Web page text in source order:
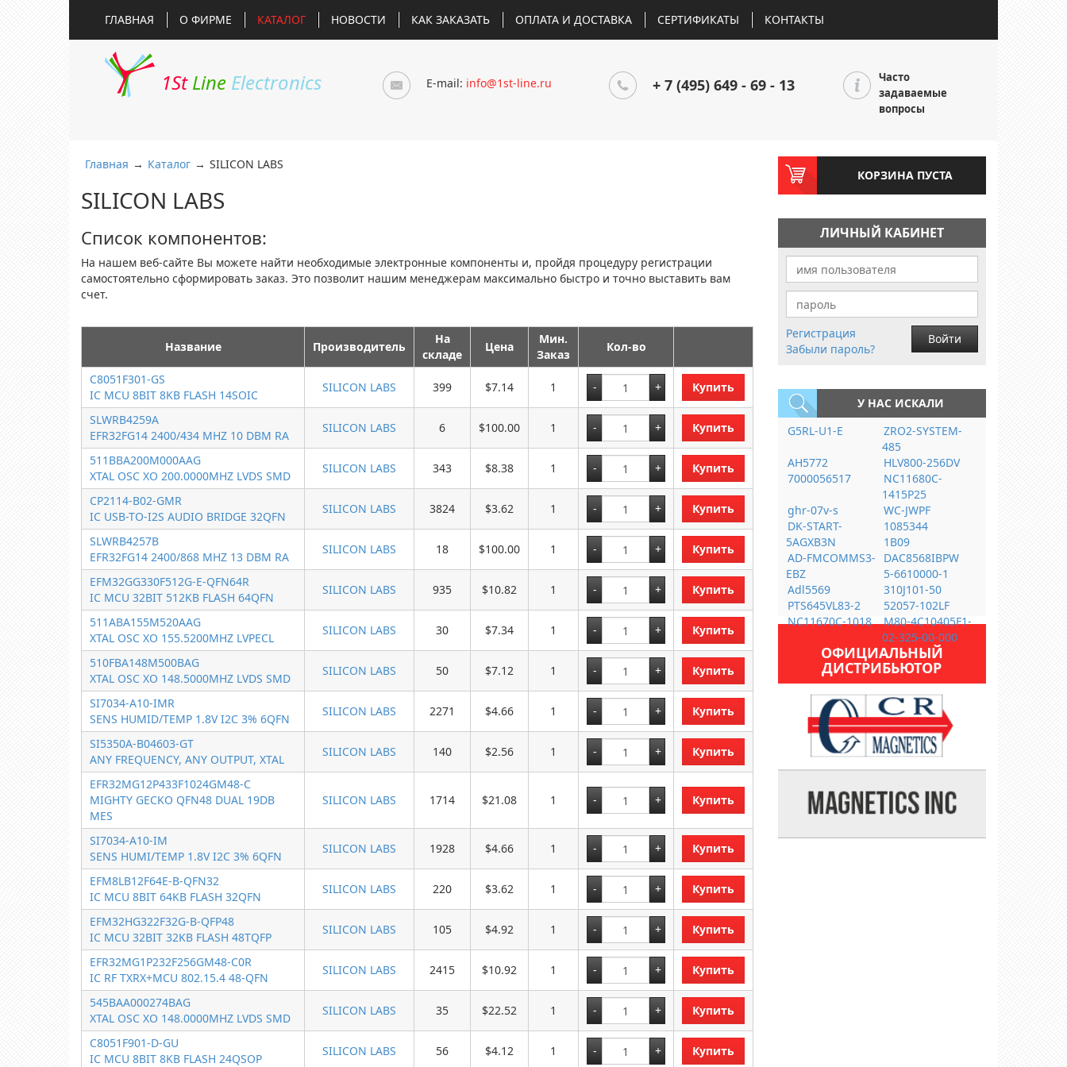
ГЛАВНАЯ О ФИРМЕ КАТАЛОГ НОВОСТИ КАК ЗАКАЗАТЬ ОПЛАТА И ДОСТАВКА СЕРТИФИКАТЫ КОНТАКТЫ
1St Line Electronics E-mail: info@1st-line.ru + 7 (495) 649 - 69 - 13
Часто
задаваемые
вопросы
Главная → Каталог → SILICON LABS
SILICON LABS
Список компонентов:
На нашем веб-сайте Вы можете найти необходимые электронные компоненты и, пройдя процедуру регистрации
самостоятельно сформировать заказ. Это позволит нашим менеджерам максимально быстро и точно выставить вам
счет.
Название Производитель
На
складе
Цена
Мин.
Заказ
Кол-во
C8051F301-GS
IC MCU 8BIT 8KB FLASH 14SOIC
SILICON LABS 399 $7.14 1 Купить
SLWRB4259A
EFR32FG14 2400/434 MHZ 10 DBM RA
SILICON LABS 6 $100.00 1 Купить
511BBA200M000AAG
XTAL OSC XO 200.0000MHZ LVDS SMD
SILICON LABS 343 $8.38 1 Купить
CP2114-B02-GMR
IC USB-TO-I2S AUDIO BRIDGE 32QFN
SILICON LABS 3824 $3.62 1 Купить
SLWRB4257B
EFR32FG14 2400/868 MHZ 13 DBM RA
SILICON LABS 18 $100.00 1 Купить
EFM32GG330F512G-E-QFN64R
IC MCU 32BIT 512KB FLASH 64QFN
SILICON LABS 935 $10.82 1 Купить
511ABA155M520AAG
XTAL OSC XO 155.5200MHZ LVPECL
SILICON LABS 30 $7.34 1 Купить
510FBA148M500BAG
XTAL OSC XO 148.5000MHZ LVDS SMD
SILICON LABS 50 $7.12 1 Купить
SI7034-A10-IMR
SENS HUMID/TEMP 1.8V I2C 3% 6QFN
SILICON LABS 2271 $4.66 1 Купить
SI5350A-B04603-GT
ANY FREQUENCY, ANY OUTPUT, XTAL
SILICON LABS 140 $2.56 1 Купить
EFR32MG12P433F1024GM48-C
MIGHTY GECKO QFN48 DUAL 19DB
MES
SILICON LABS 1714 $21.08 1 Купить
SI7034-A10-IM
SENS HUMI/TEMP 1.8V I2C 3% 6QFN
SILICON LABS 1928 $4.66 1 Купить
EFM8LB12F64E-B-QFN32
IC MCU 8BIT 64KB FLASH 32QFN
SILICON LABS 220 $3.62 1 Купить
EFM32HG322F32G-B-QFP48
IC MCU 32BIT 32KB FLASH 48TQFP
SILICON LABS 105 $4.92 1 Купить
EFR32MG1P232F256GM48-C0R
IC RF TXRX+MCU 802.15.4 48-QFN
SILICON LABS 2415 $10.92 1 Купить
545BAA000274BAG
XTAL OSC XO 148.0000MHZ LVDS SMD
SILICON LABS 35 $22.52 1 Купить
C8051F901-D-GU
IC MCU 8BIT 8KB FLASH 24QSOP
SILICON LABS 56 $4.12 1 Купить
КОРЗИНА ПУСТА
ЛИЧНЫЙ КАБИНЕТ
Регистрация
Забыли пароль?
Войти
У НАС ИСКАЛИ
G5RL-U1-E
ZRO2-SYSTEM-
485
AH5772
HLV800-256DV
7000056517
NC11680C-
1415P25
ghr-07v-s
WC-JWPF
DK-START-
5AGXB3N
1085344
1B09
AD-FMCOMMS3-
EBZ
DAC8568IBPW
5-6610000-1
Adl5569
310J101-50
PTS645VL83-2
52057-102LF
NC11670C-1018
M80-4C10405F1-
02-325-00-000
ОФИЦИАЛЬНЫЙ
ДИСТРИБЬЮТОР